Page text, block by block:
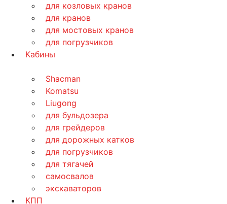
для козловых кранов
для кранов
для мостовых кранов
для погрузчиков
Кабины
Shacman
Komatsu
Liugong
для бульдозера
для грейдеров
для дорожных катков
для погрузчиков
для тягачей
самосвалов
экскаваторов
КПП